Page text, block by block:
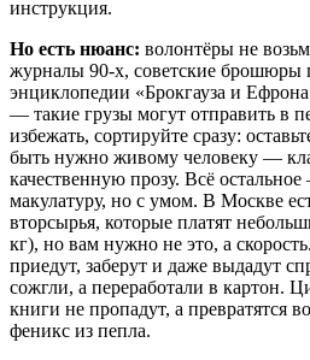
инструкция.
Но есть нюанс: волонтёры не
журналы 90-х, советские брошюры
энциклопедии «Брокгауза и
— такие грузы могут отправить в
избежать, сортируйте сразу:
быть нужно живому человеку —
качественную прозу. Всё
макулатуру, но с умом. В Москве
вторсырья, которые платят
кг), но вам нужно не это, а
приедут, заберут и даже выдадут
сожгли, а переработали в картон.
книги не пропадут, а превратятся
феникс из пепла.